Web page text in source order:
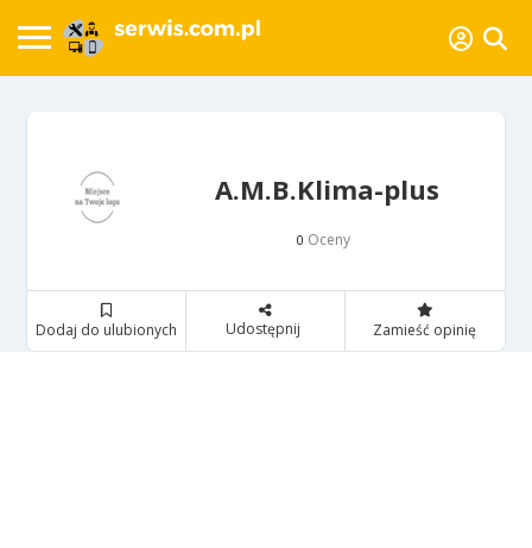
A.M.B.Klima-plus
0 Oceny
Dodaj do ulubionych Udostępnij Zamieść opinię